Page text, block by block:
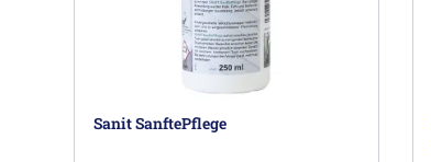
Sanit SanftePflege